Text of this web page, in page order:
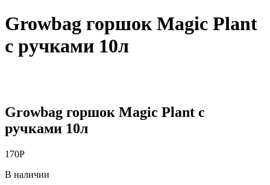
Growbag горшок Magic Plant
с ручками 10л
Growbag горшок Magic Plant с
ручками 10л
170Р
В наличии